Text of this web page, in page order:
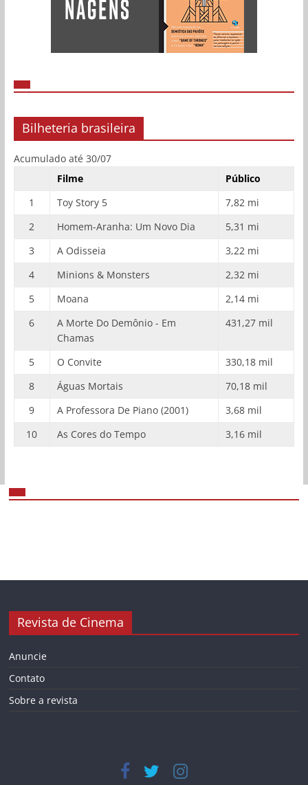
Bilheteria brasileira
Acumulado até 30/07
Filme
Público
1
Toy Story 5
7,82 mi
2
Homem-Aranha: Um Novo Dia
5,31 mi
3
A Odisseia
3,22 mi
4
Minions & Monsters
2,32 mi
5
Moana
2,14 mi
6
A Morte Do Demônio - Em
Chamas
431,27 mil
5 O Convite
330,18 mil
8
Águas Mortais
70,18 mil
9
A Professora De Piano (2001)
3,68 mil
10
As Cores do Tempo 3,16 mil
Revista de Cinema
Anuncie
Contato
Sobre a revista